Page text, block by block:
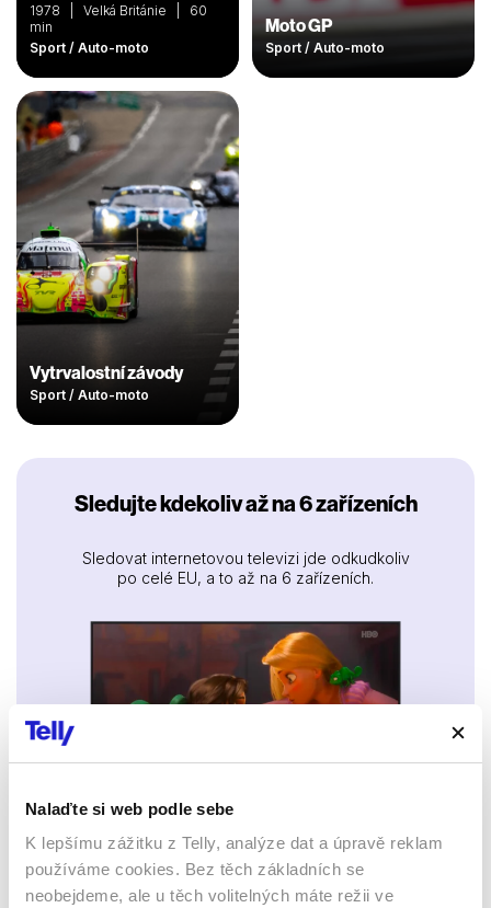
Nalaďte si web podle sebe
K lepšímu zážitku z Telly, analýze dat a úpravě reklam
používáme cookies. Bez těch základních se
neobejdeme, ale u těch volitelných máte režii ve
1978 | Velká Británie | 60
min
Sport / Auto-moto
Moto GP
Sport / Auto-moto
Vytrvalostní závody
Sport / Auto-moto
Sledujte kdekoliv až na 6 zařízeních
Sledovat internetovou televizi jde odkudkoliv
po celé EU, a to až na 6 zařízeních.
Smart TV - Android, Google, Samsung, LG, VIDAA